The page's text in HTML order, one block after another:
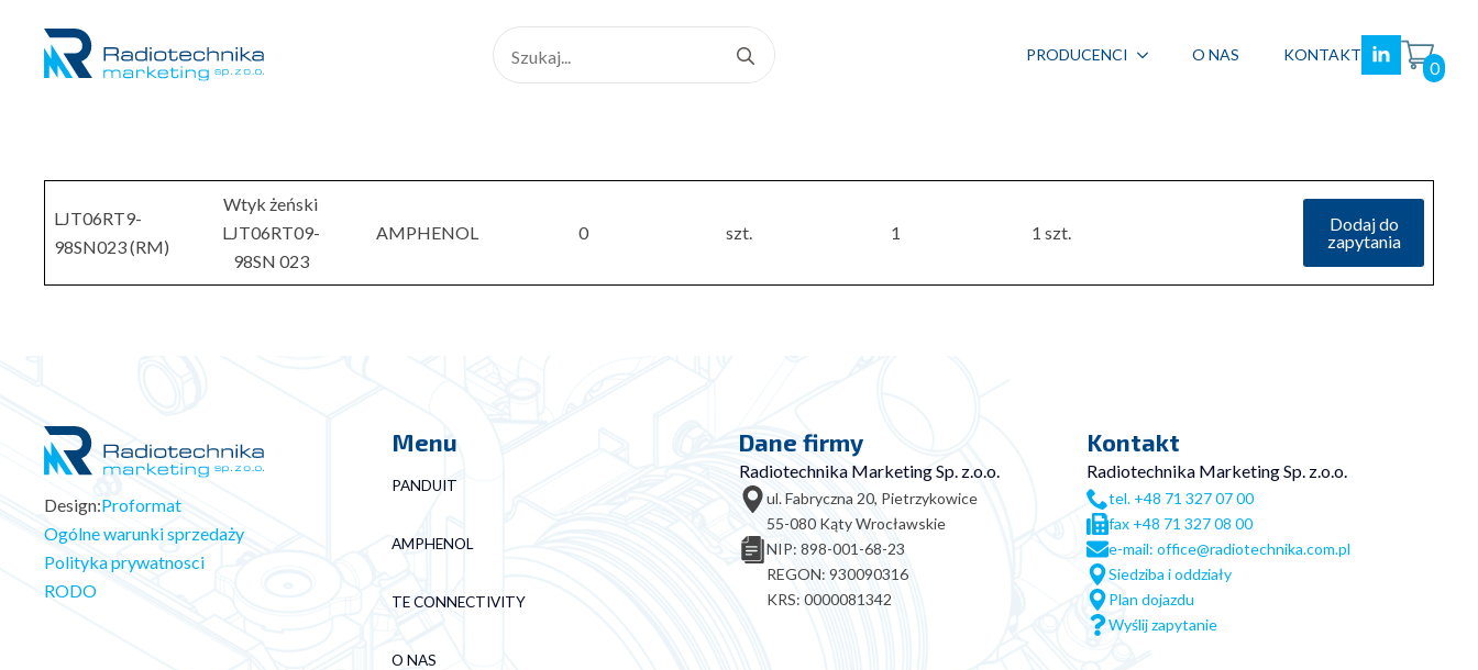
for:
PRODUCENCI O NAS KONTAKT
0
LJT06RT9-
98SN023 (RM)
Wtyk żeński
LJT06RT09-
98SN 023
AMPHENOL 0 szt. 1 1 szt.
Dodaj do
zapytania
Design:Proformat
Ogólne warunki sprzedaży
Polityka prywatnosci
RODO
Menu
PANDUIT
AMPHENOL
TE CONNECTIVITY
O NAS
Dane firmy
Radiotechnika Marketing Sp. z.o.o.
ul. Fabryczna 20, Pietrzykowice
55-080 Kąty Wrocławskie
NIP: 898-001-68-23
REGON: 930090316
KRS: 0000081342
Kontakt
Radiotechnika Marketing Sp. z.o.o.
tel. +48 71 327 07 00
fax +48 71 327 08 00
e-mail: office@radiotechnika.com.pl
Siedziba i oddziały
Plan dojazdu
Wyślij zapytanie